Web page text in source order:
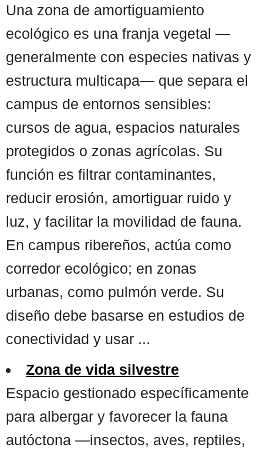
Una zona de amortiguamiento
ecológico es una franja vegetal —
generalmente con especies nativas y
estructura multicapa— que separa el
campus de entornos sensibles:
cursos de agua, espacios naturales
protegidos o zonas agrícolas. Su
función es filtrar contaminantes,
reducir erosión, amortiguar ruido y
luz, y facilitar la movilidad de fauna.
En campus ribereños, actúa como
corredor ecológico; en zonas
urbanas, como pulmón verde. Su
diseño debe basarse en estudios de
conectividad y usar ...
Zona de vida silvestre
Espacio gestionado específicamente
para albergar y favorecer la fauna
autóctona —insectos, aves, reptiles,